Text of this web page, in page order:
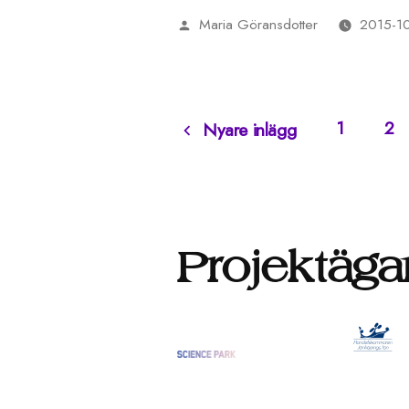
Publicerat
Maria Göransdotter 2015-
Nyare inlägg 1 2